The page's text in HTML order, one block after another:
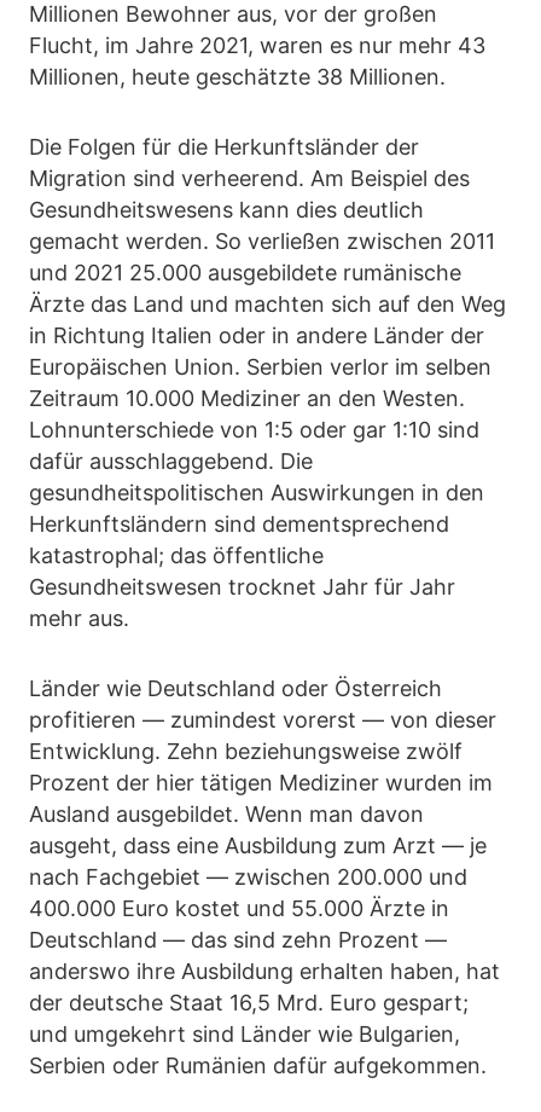
Millionen Bewohner aus, vor der großen
Flucht, im Jahre 2021, waren es nur mehr 43
Millionen, heute geschätzte 38 Millionen.
Die Folgen für die Herkunftsländer der
Migration sind verheerend. Am Beispiel des
Gesundheitswesens kann dies deutlich
gemacht werden. So verließen zwischen 2011
und 2021 25.000 ausgebildete rumänische
Ärzte das Land und machten sich auf den Weg
in Richtung Italien oder in andere Länder der
Europäischen Union. Serbien verlor im selben
Zeitraum 10.000 Mediziner an den Westen.
Lohnunterschiede von 1:5 oder gar 1:10 sind
dafür ausschlaggebend. Die
gesundheitspolitischen Auswirkungen in den
Herkunftsländern sind dementsprechend
katastrophal; das öffentliche
Gesundheitswesen trocknet Jahr für Jahr
mehr aus.
Länder wie Deutschland oder Österreich
profitieren — zumindest vorerst — von dieser
Entwicklung. Zehn beziehungsweise zwölf
Prozent der hier tätigen Mediziner wurden im
Ausland ausgebildet. Wenn man davon
ausgeht, dass eine Ausbildung zum Arzt — je
nach Fachgebiet — zwischen 200.000 und
400.000 Euro kostet und 55.000 Ärzte in
Deutschland — das sind zehn Prozent —
anderswo ihre Ausbildung erhalten haben, hat
der deutsche Staat 16,5 Mrd. Euro gespart;
und umgekehrt sind Länder wie Bulgarien,
Serbien oder Rumänien dafür aufgekommen.